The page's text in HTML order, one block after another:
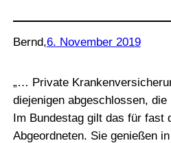
Bernd,6. November 2019
„… Private
diejenigen abgeschlossen,
Im Bundestag gilt das für fast
Abgeordneten. Sie genießen